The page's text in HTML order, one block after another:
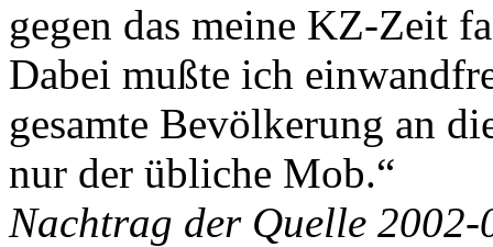
gegen das meine KZ-Zeit
Dabei mußte ich
gesamte Bevölkerung an
nur der übliche Mob.“
Nachtrag der Quelle 2002-